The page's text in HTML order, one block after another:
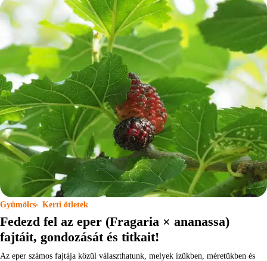
Gyümölcs Kerti ötletek
Fedezd fel az eper (Fragaria × ananassa)
fajtáit, gondozását és titkait!
Az eper számos fajtája közül választhatunk, melyek ízükben, méretükben és